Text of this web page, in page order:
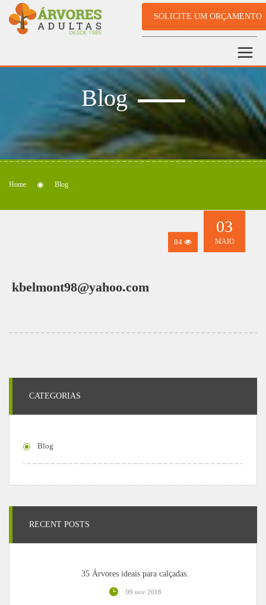
SOLICITE UM ORÇAMENTO
Blog
Home Blog
84
03
MAIO
kbelmont98@yahoo.com
CATEGORIAS
Blog
RECENT POSTS
35 Árvores ideais para calçadas.
09 nov 2018